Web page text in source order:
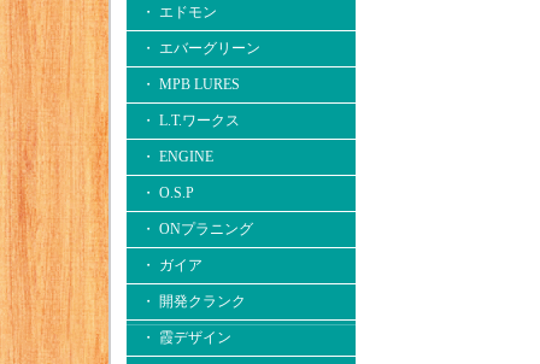
・ エドモン
・ エバーグリーン
・ MPB LURES
・ L.T.ワークス
・ ENGINE
・ O.S.P
・ ONプラニング
・ ガイア
・ 開発クランク
・ 霞デザイン